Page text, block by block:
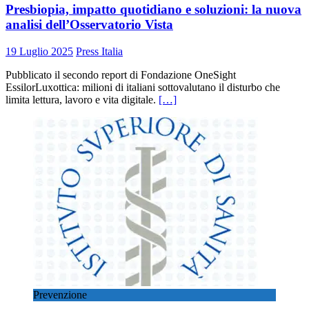
Presbiopia, impatto quotidiano e soluzioni: la nuova
analisi dell’Osservatorio Vista
19 Luglio 2025 Press Italia
Pubblicato il secondo report di Fondazione OneSight
EssilorLuxottica: milioni di italiani sottovalutano il disturbo che
limita lettura, lavoro e vita digitale. […]
Prevenzione